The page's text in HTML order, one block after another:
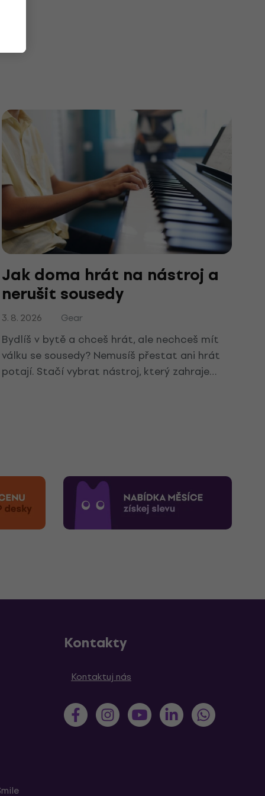
Jak doma hrát na nástroj a
nerušit sousedy
3. 8. 2026 Gear
Bydlíš v bytě a chceš hrát, ale nechceš mít
válku se sousedy? Nemusíš přestat ani hrát
potají. Stačí vybrat nástroj, který zahraje
Kontakty
Kontaktuj nás